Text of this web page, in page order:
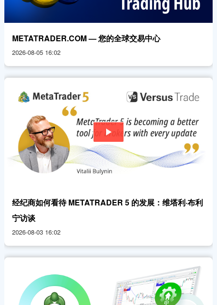
METATRADER.COM — 您的全球交易中心
2026-08-05 16:02
经纪商如何看待 METATRADER 5 的发展：维塔利·布利
宁访谈
2026-08-03 16:02